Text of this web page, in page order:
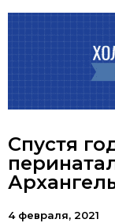
Спустя
4 февраля, 2021